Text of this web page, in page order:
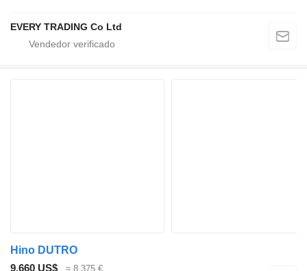
EVERY TRADING Co Ltd
Hino DUTRO
9.660 US$
≈ 8.375 €